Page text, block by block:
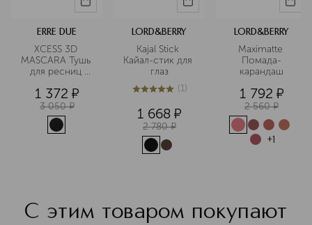
ERRE DUE
XCESS 3D
MASCARA Тушь
для ресниц
1 372 ¤
3 050 ¤
LORD&BERRY
Kajal Stick
Кайал-стик для
глаз
5из 51 (1)
1 668 ¤
2 780 ¤
LORD&BERRY
Maximatte
Помада-
карандаш
1 792 ¤
2 560 ¤
+1
С этим товаром покупают